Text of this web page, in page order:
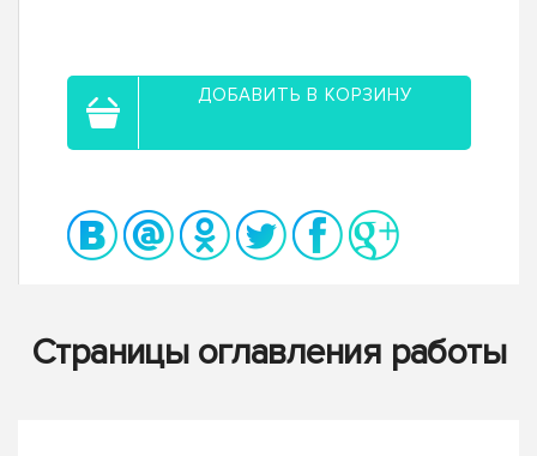
ДОБАВИТЬ В КОРЗИНУ
Страницы оглавления работы